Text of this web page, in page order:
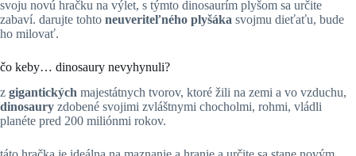
svoju novú hračku na výlet, s týmto dinosaurím plyšom sa určite
zabaví. darujte tohto neuveriteľného plyšáka svojmu dieťaťu, bude
ho milovať.
čo keby… dinosaury nevyhynuli?
z gigantických majestátnych tvorov, ktoré žili na zemi a vo vzduchu,
dinosaury zdobené svojimi zvláštnymi chocholmi, rohmi, vládli
planéte pred 200 miliónmi rokov.